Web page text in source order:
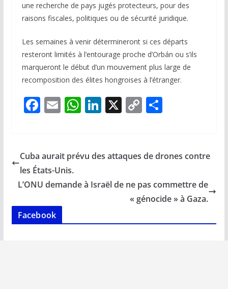
une recherche de pays jugés protecteurs, pour des
raisons fiscales, politiques ou de sécurité juridique.
Les semaines à venir détermineront si ces départs
resteront limités à l’entourage proche d’Orbán ou s’ils
marqueront le début d’un mouvement plus large de
recomposition des élites hongroises à l’étranger.
F
b
o
o
k
E
l
W
s
p
Li
e
n
X C
y
n
k
P
g
Cuba aurait prévu des attaques de drones contre
les États-Unis.
L’ONU demande à Israël de ne pas commettre de
« génocide » à Gaza.
Facebook